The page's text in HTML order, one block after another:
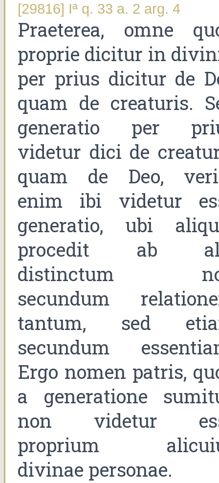
[29816] Iª q. 33 a. 2 arg. 4
Praeterea, omne
proprie dicitur in
per prius dicitur de
quam de creaturis.
generatio per
videtur dici de
quam de Deo,
enim ibi videtur
generatio, ubi
procedit ab
distinctum
secundum
tantum, sed
secundum
Ergo nomen patris,
a generatione
non videtur
proprium
divinae personae.